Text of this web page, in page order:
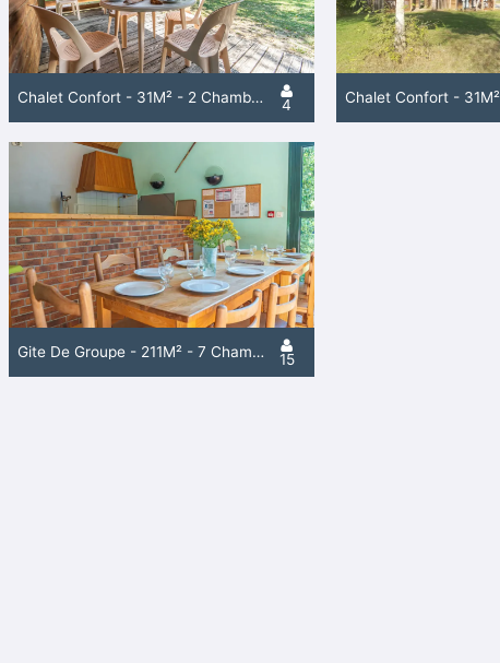
Chalet Confort - 31M² - 2 Chambres 4
Gite De Groupe - 211M² - 7 Chambres 15